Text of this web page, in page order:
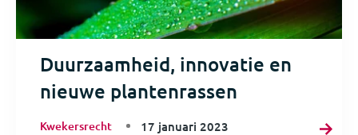
Duurzaamheid, innovatie en
nieuwe plantenrassen
Kwekersrecht 17 januari 2023